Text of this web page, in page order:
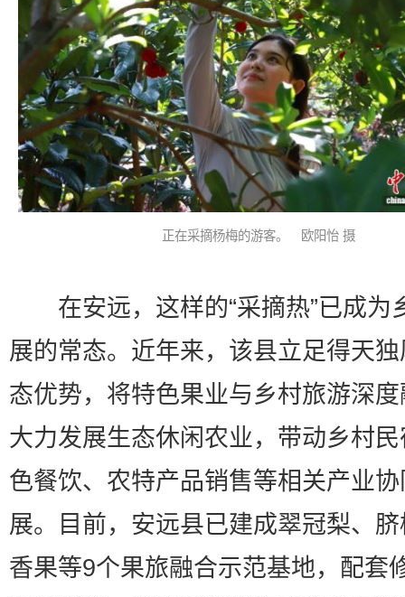
正在采摘杨梅的游客。 欧阳怡 摄
在安远，这样的“采摘热”已成为
展的常态。近年来，该县立足得天
态优势，将特色果业与乡村旅游深
大力发展生态休闲农业，带动乡村
色餐饮、农特产品销售等相关产业
展。目前，安远县已建成翠冠梨、
香果等9个果旅融合示范基地，配套